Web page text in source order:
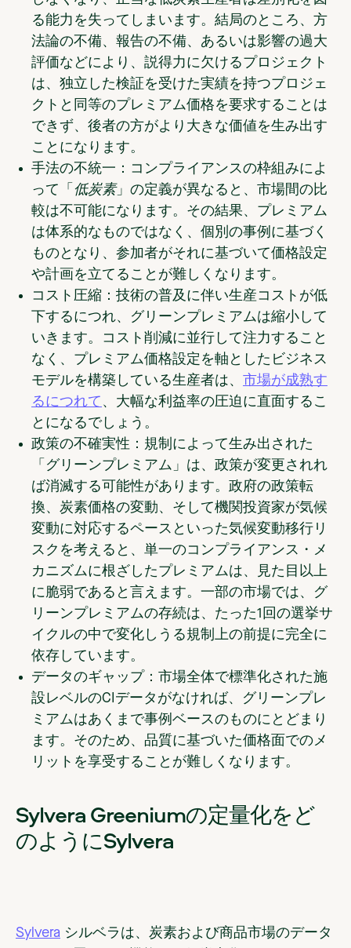
る能力を失ってしまいます。結局のところ、方
法論の不備、報告の不備、あるいは影響の過大
評価などにより、説得力に欠けるプロジェクト
は、独立した検証を受けた実績を持つプロジェ
クトと同等のプレミアム価格を要求することは
できず、後者の方がより大きな価値を生み出す
ことになります。
手法の不統一： コンプライアンスの枠組みによ
って「 低炭素」の定義が異なると、市場間の比
較は不可能になります。その結果、プレミアム
は体系的なものではなく、個別の事例に基づく
ものとなり、参加者がそれに基づいて価格設定
や計画を立てることが難しくなります。
コスト圧縮： 技術の普及に伴い生産コストが低
下するにつれ、グリーンプレミアムは縮小して
いきます。コスト削減に並行して注力すること
なく、プレミアム価格設定を軸としたビジネス
モデルを構築している生産者は、 市場が成熟す
るにつれて 、大幅な利益率の圧迫に直面するこ
とになるでしょう。
政策の不確実性： 規制によって生み出された
「グリーンプレミアム」は、政策が変更されれ
ば消滅する可能性があります。政府の政策転
換、炭素価格の変動、そして機関投資家が気候
変動に対応するペースといった気候変動移行リ
スクを考えると、単一のコンプライアンス・メ
カニズムに根ざしたプレミアムは、見た目以上
に脆弱であると言えます。一部の市場では、グ
リーンプレミアムの存続は、たった1回の選挙サ
イクルの中で変化しうる規制上の前提に完全に
依存しています。
データのギャップ： 市場全体で標準化された施
設レベルのCIデータがなければ、グリーンプレ
ミアムはあくまで事例ベースのものにとどまり
ます。そのため、品質に基づいた価格面でのメ
リットを享受することが難しくなります。
Sylvera Greeniumの定量化をど
のようにSylvera
Sylvera シルベラは、炭素および商品市場のデータ